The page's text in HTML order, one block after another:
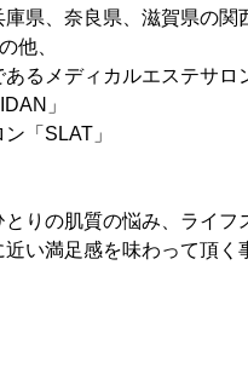
県、奈良県、滋賀県の関
他、
るメディカルエステサロ
」
「SLAT」
りの肌質の悩み、ライ
い満足感を味わって頂く